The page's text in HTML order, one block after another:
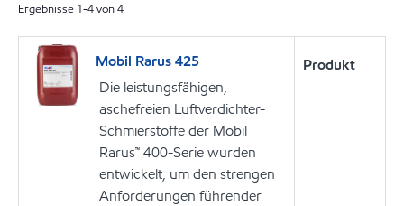
Ergebnisse 1-4von4
Mobil Rarus 425
Die leistungsfähigen,
aschefreien Luftverdichter-
Schmierstoffe der Mobil
Rarus™ 400-Serie wurden
entwickelt, um den strengen
Anforderungen führender
Produkt